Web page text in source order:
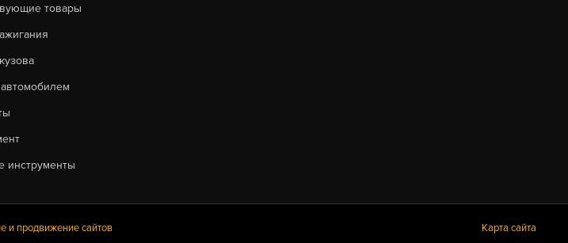
товары
инструменты
и продвижение сайтов Карта сайта